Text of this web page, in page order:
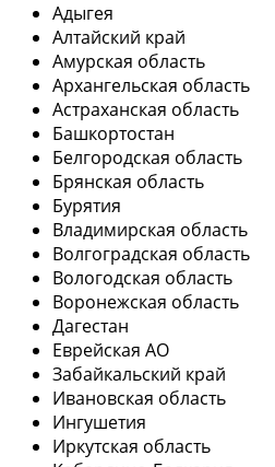
Адыгея
Алтайский край
Амурская область
Архангельская область
Астраханская область
Башкортостан
Белгородская область
Брянская область
Бурятия
Владимирская область
Волгоградская область
Вологодская область
Воронежская область
Дагестан
Еврейская АО
Забайкальский край
Ивановская область
Ингушетия
Иркутская область